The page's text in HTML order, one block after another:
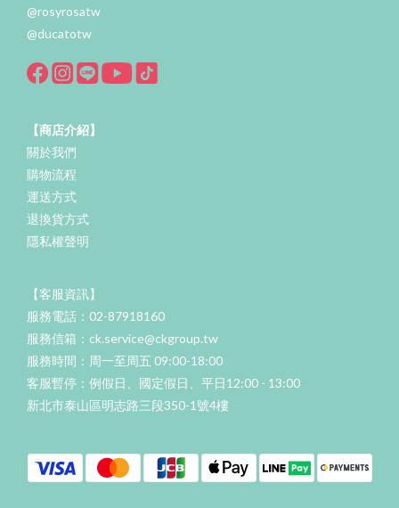
@rosyrosatw
@ducatotw
【商店介紹】
關於我們
購物流程
運送方式
退換貨方式
隱私權聲明
【客服資訊】
服務電話：02-87918160
服務信箱：ck.service@ckgroup.tw
服務時間：周一至周五 09:00-18:00
客服暫停：例假日、國定假日、平日12:00 - 13:00
新北市泰山區明志路三段350-1號4樓